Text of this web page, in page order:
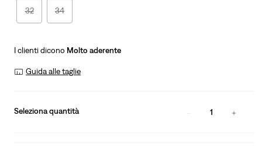
32 34
I clienti dicono Molto aderente
Guida alle taglie
Seleziona quantità 1